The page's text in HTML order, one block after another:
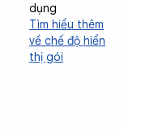
dụng
Tìm hiểu thêm
về chế độ hiển
thị gói